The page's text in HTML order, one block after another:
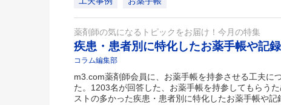
薬剤師の気になるトピックをお届け！今月の特集
疾患・患者別に特化したお薬手帳や記録
コラム編集部
m3.com薬剤師会員に、お薬手帳を持参させる工夫に
た。1203名が回答した、お薬手帳を持参してもらう
ストの多かった疾患・患者別に特化したお薬手帳や記